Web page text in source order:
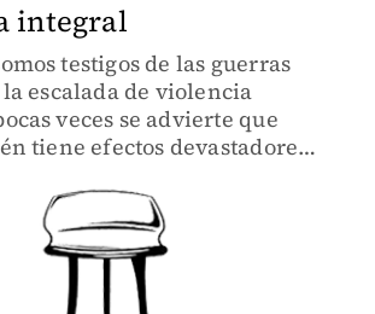
integral
testigos de las guerras
escalada de violencia
veces se advierte que
tiene efectos devastadores
nutren nuestro ambiente
la salud.